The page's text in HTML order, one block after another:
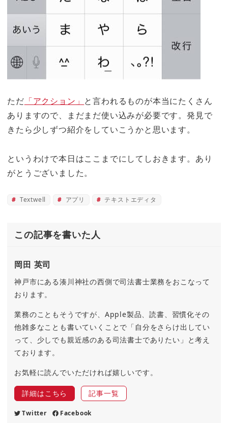
ただ 「アクション」 と言われるものが本当にたくさん
ありますので、まだまだ使い込みが必要です。発見で
きたら少しずつ紹介をしていこうかと思います。
というわけで本日はここまでにしてしおきます。あり
がとうございました。
Textwell アプリ テキストエディタ
この記事を書いた人
岡田 英司
神戸市にある湊川神社の西側で司法書士業務をおこなって
おります。
業務のこともそうですが、Apple製品、読書、習慣化その
他雑多なことも書いていくことで「自分をさらけ出してい
って、少しでも親近感のある司法書士でありたい」と考え
ております。
お気軽に読んでいただければ嬉しいです。
詳細はこちら 記事一覧
Twitter Facebook